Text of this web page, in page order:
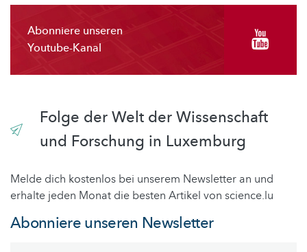
Abonniere unseren
Youtube-Kanal
Folge der Welt der Wissenschaft
und Forschung in Luxemburg
Melde dich kostenlos bei unserem Newsletter an und
erhalte jeden Monat die besten Artikel von science.lu
Abonniere unseren Newsletter